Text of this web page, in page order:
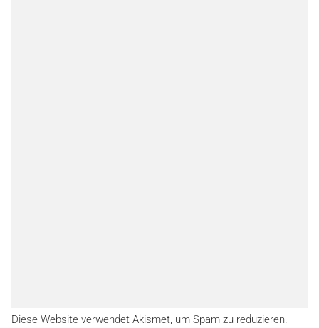
Diese Website verwendet Akismet, um Spam zu reduzieren.